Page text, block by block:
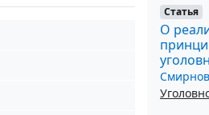
Статья
О